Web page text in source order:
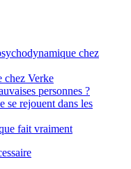
chez
Verke
personnes ?
se rejouent dans les
fait vraiment